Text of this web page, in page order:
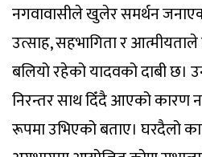
नगवावासीले खुलेर समर्थन
उत्साह, सहभागिता र
बलियो रहेको यादवको दाबी
निरन्तर साथ दिँदै आएको कारण
रूपमा उभिएको बताए। घरदैलो